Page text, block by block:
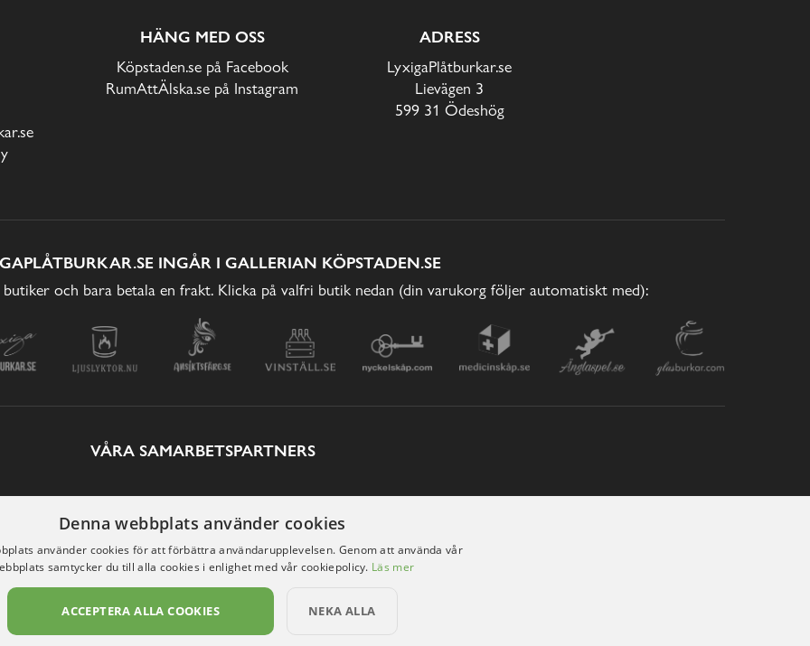
HÄNG MED OSS
Köpstaden.se på Facebook
RumAttÄlska.se på Instagram
ADRESS
LyxigaPlåtburkar.se
Lievägen 3
599 31 Ödeshög
INGÅR I GALLERIAN KÖPSTADEN.SE
och bara betala en frakt. Klicka på valfri butik nedan (din varukorg följer automatiskt med):
VÅRA SAMARBETSPARTNERS
Denna webbplats använder cookies
använder cookies för att förbättra användarupplevelsen. Genom att använda vår
samtycker du till alla cookies i enlighet med vår cookiepolicy. Läs mer
ACCEPTERA ALLA COOKIES NEKA ALLA